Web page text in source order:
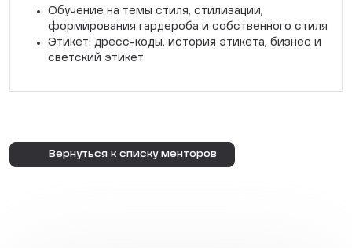
Обучение на темы стиля, стилизации,
формирования гардероба и собственного стиля
Этикет: дресс-коды, история этикета, бизнес и
светский этикет
Вернуться к списку менторов